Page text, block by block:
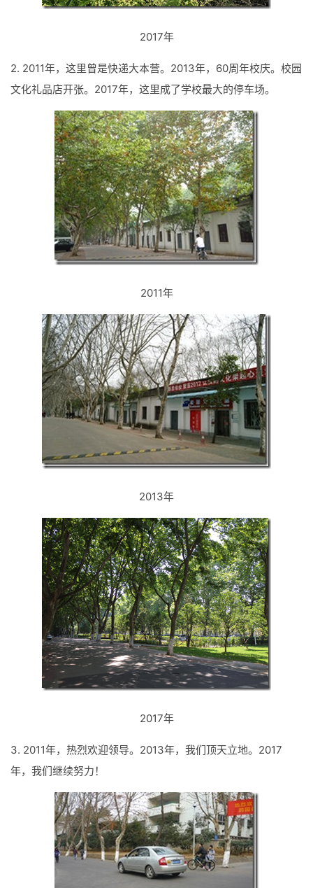
2017年
2. 2011年，这里曾是快递大本营。2013年，60周年校庆。校园
文化礼品店开张。2017年，这里成了学校最大的停车场。
2011年
2013年
2017年
3. 2011年，热烈欢迎领导。2013年，我们顶天立地。2017
年，我们继续努力！